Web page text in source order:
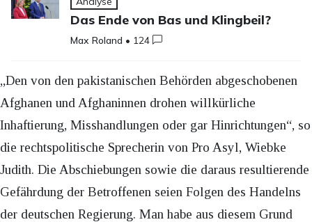
Das Ende von Bas und Klingbeil?
Max Roland • 124
„Den von den pakistanischen Behörden abgeschobenen
Afghanen und Afghaninnen drohen willkürliche
Inhaftierung, Misshandlungen oder gar Hinrichtungen“, so
die rechtspolitische Sprecherin von Pro Asyl, Wiebke
Judith. Die Abschiebungen sowie die daraus resultierende
Gefährdung der Betroffenen seien Folgen des Handelns
der deutschen Regierung. Man habe aus diesem Grund